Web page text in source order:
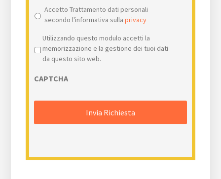
Accetto Trattamento dati personali
secondo l'informativa sullaprivacy
Privacy *
Utilizzando questo modulo accetti la
memorizzazione e la gestione dei tuoi dati
da questo sito web.
CAPTCHA